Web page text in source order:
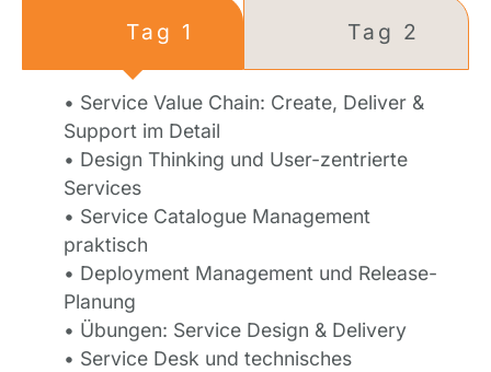
Tag 1 Tag 2
• Service Value Chain: Create, Deliver &
Support im Detail
• Design Thinking und User-zentrierte
Services
• Service Catalogue Management
praktisch
• Deployment Management und Release-
Planung
• Übungen: Service Design & Delivery
• Service Desk und technisches